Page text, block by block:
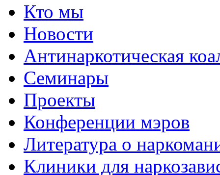
Кто мы
Новости
Антинаркотическая
Семинары
Проекты
Конференции мэров
Литература о
Клиники для